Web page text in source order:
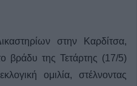
στην Καρδίτσα,
βράδυ της Τετάρτης (17/5)
ομιλία, στέλνοντας